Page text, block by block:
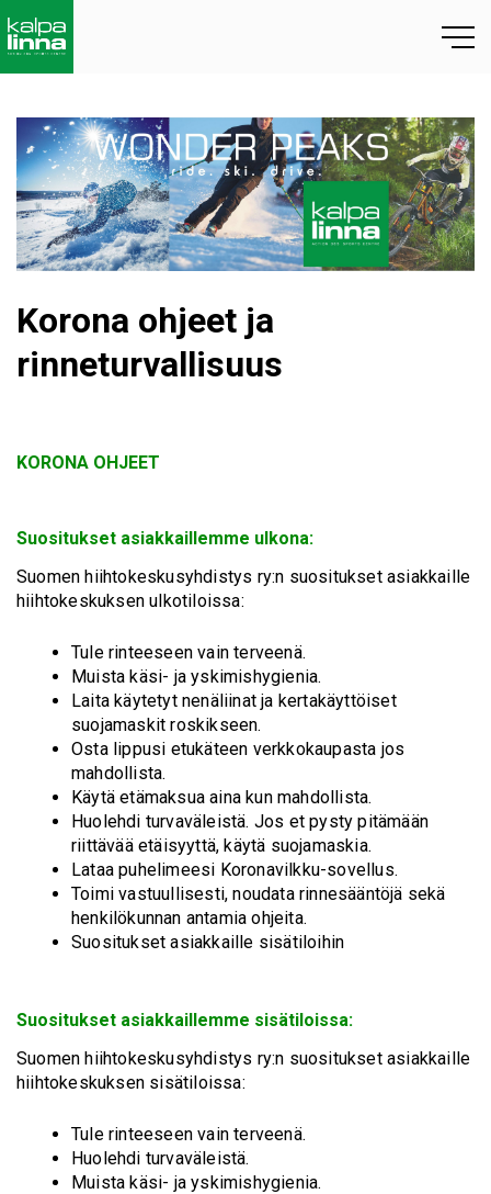
Korona ohjeet ja
rinneturvallisuus
KORONA OHJEET
Suositukset asiakkaillemme ulkona:
Suomen hiihtokeskusyhdistys ry:n suositukset asiakkaille
hiihtokeskuksen ulkotiloissa:
Tule rinteeseen vain terveenä.
Muista käsi- ja yskimishygienia.
Laita käytetyt nenäliinat ja kertakäyttöiset
suojamaskit roskikseen.
Osta lippusi etukäteen verkkokaupasta jos
mahdollista.
Käytä etämaksua aina kun mahdollista.
Huolehdi turvaväleistä. Jos et pysty pitämään
riittävää etäisyyttä, käytä suojamaskia.
Lataa puhelimeesi Koronavilkku-sovellus.
Toimi vastuullisesti, noudata rinnesääntöjä sekä
henkilökunnan antamia ohjeita.
Suositukset asiakkaille sisätiloihin
Suositukset asiakkaillemme sisätiloissa:
Suomen hiihtokeskusyhdistys ry:n suositukset asiakkaille
hiihtokeskuksen sisätiloissa:
Tule rinteeseen vain terveenä.
Huolehdi turvaväleistä.
Muista käsi- ja yskimishygienia.